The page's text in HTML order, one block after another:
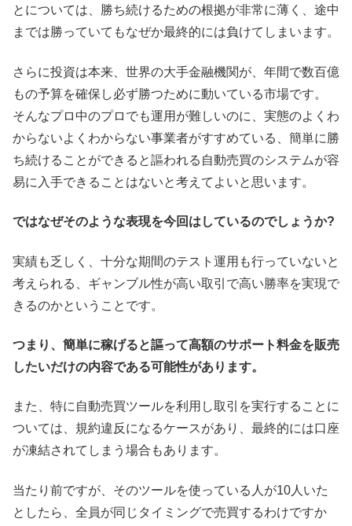
とについては、勝ち続けるための根拠が非常に薄く、途中
までは勝っていてもなぜか最終的には負けてしまいます。
さらに投資は本来、世界の大手金融機関が、年間で数百億
もの予算を確保し必ず勝つために動いている市場です。
そんなプロ中のプロでも運用が難しいのに、実態のよくわ
からないよくわからない事業者がすすめている、簡単に勝
ち続けることができると謳われる自動売買のシステムが容
易に入手できることはないと考えてよいと思います。
ではなぜそのような表現を今回はしているのでしょうか?
実績も乏しく、十分な期間のテスト運用も行っていないと
考えられる、ギャンブル性が高い取引で高い勝率を実現で
きるのかということです。
つまり、簡単に稼げると謳って高額のサポート料金を販売
したいだけの内容である可能性があります。
また、特に自動売買ツールを利用し取引を実行することに
ついては、規約違反になるケースがあり、最終的には口座
が凍結されてしまう場合もあります。
当たり前ですが、そのツールを使っている人が10人いた
としたら、全員が同じタイミングで売買するわけですか